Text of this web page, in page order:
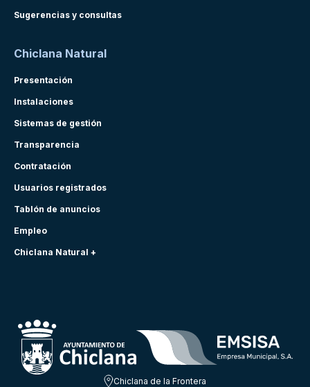
Sugerencias y consultas
Chiclana Natural
Presentación
Instalaciones
Sistemas de gestión
Transparencia
Contratación
Usuarios registrados
Tablón de anuncios
Empleo
Chiclana Natural +
Chiclana de la Frontera